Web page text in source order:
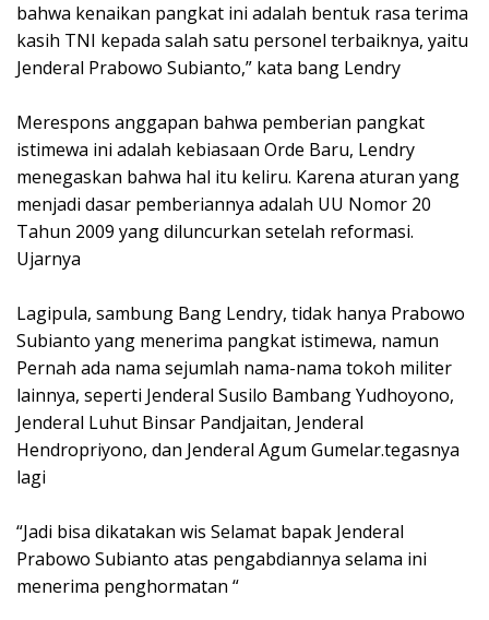
bahwa kenaikan pangkat ini adalah bentuk rasa terima
kasih TNI kepada salah satu personel terbaiknya, yaitu
Jenderal Prabowo Subianto,” kata bang Lendry
Merespons anggapan bahwa pemberian pangkat
istimewa ini adalah kebiasaan Orde Baru, Lendry
menegaskan bahwa hal itu keliru. Karena aturan yang
menjadi dasar pemberiannya adalah UU Nomor 20
Tahun 2009 yang diluncurkan setelah reformasi.
Ujarnya
Lagipula, sambung Bang Lendry, tidak hanya Prabowo
Subianto yang menerima pangkat istimewa, namun
Pernah ada nama sejumlah nama-nama tokoh militer
lainnya, seperti Jenderal Susilo Bambang Yudhoyono,
Jenderal Luhut Binsar Pandjaitan, Jenderal
Hendropriyono, dan Jenderal Agum Gumelar.tegasnya
lagi
“Jadi bisa dikatakan wis Selamat bapak Jenderal
Prabowo Subianto atas pengabdiannya selama ini
menerima penghormatan “